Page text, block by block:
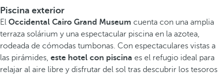
Piscina exterior
El Occidental Cairo Grand Museum cuenta con una amplia
terraza solárium y una espectacular piscina en la azotea,
rodeada de cómodas tumbonas. Con espectaculares vistas a
las pirámides, este hotel con piscina es el refugio ideal para
relajar al aire libre y disfrutar del sol tras descubrir los tesoros